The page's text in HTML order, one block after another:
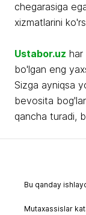
chegarasiga
xizmatlarini
Ustabor.uz har
bo'lgan eng
Sizga ayniqsa
bevosita
qancha turadi,
Bu qanday
Mutaxassislar